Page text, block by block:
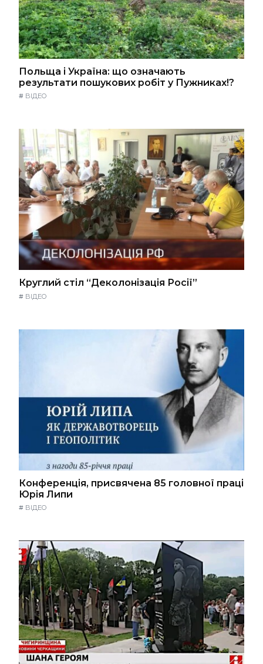
Польща і Україна: що означають
результати пошукових робіт у Пужниках!?
# ВІДЕО
Круглий стіл “Деколонізація Росії”
# ВІДЕО
Конференція, присвячена 85 головної праці
Юрія Липи
# ВІДЕО